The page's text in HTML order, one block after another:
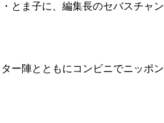
とま子に、編集長のセバスチャ
ー陣とともにコンビニでニッポ